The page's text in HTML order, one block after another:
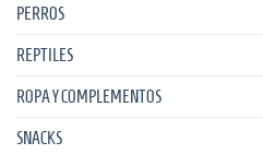
PERROS
REPTILES
ROPA Y COMPLEMENTOS
SNACKS